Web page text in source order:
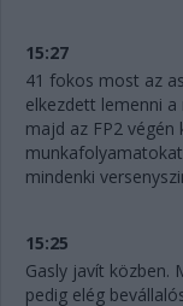
15:27
41 fokos most az
elkezdett lemenni
majd az FP2 végén
mindenki
15:25
Gasly javít közben.
pedig elég